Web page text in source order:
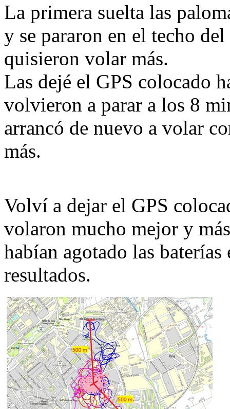
La primera suelta las
y se pararon en el techo
quisieron volar más.
Las dejé el GPS colocado
volvieron a parar a los 8
arrancó de nuevo a volar
más.
Volví a dejar el GPS
volaron mucho mejor y
habían agotado las
resultados.